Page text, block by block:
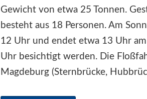
Gewicht von etwa 25 Tonnen.
besteht aus 18 Personen. Am
12 Uhr und endet etwa 13 Uhr
Uhr besichtigt werden. Die
Magdeburg (Sternbrücke,